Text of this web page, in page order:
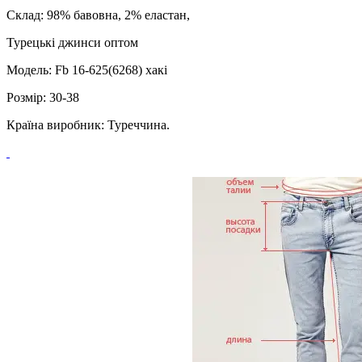
Склад: 98% бавовна, 2% еластан,
Турецькі джинси оптом
Модель: Fb 16-625(6268) хакі
Розмір: 30-38
Країна виробник: Туреччина.